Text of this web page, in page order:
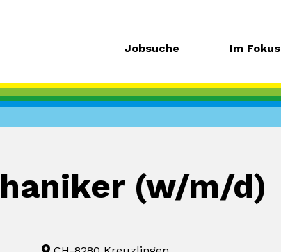
Jobsuche Im Fokus
(w/m/d)